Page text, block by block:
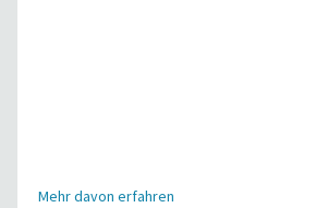
Mehr davon erfahren